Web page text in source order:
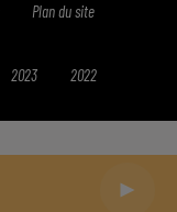
Plan du site
2023 2022